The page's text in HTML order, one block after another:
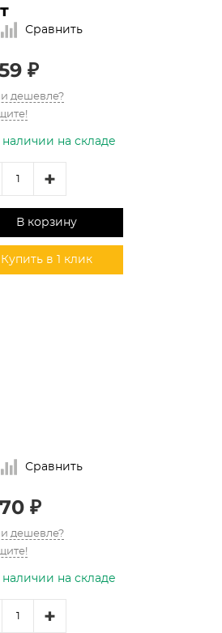
Сравнить
₽
дешевле?
наличии на складе
+
В корзину
Купить в 1 клик
Сравнить
₽
дешевле?
наличии на складе
+